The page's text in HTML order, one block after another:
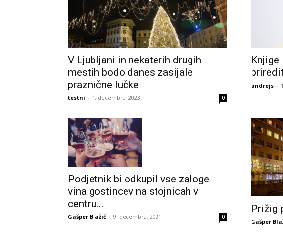
V Ljubljani in nekaterih drugih
mestih bodo danes zasijale
praznične lučke
testni - 1. decembra, 2023 0
Knjige
andrejs -
Podjetnik bi odkupil vse zaloge
vina gostincev na stojnicah v
centru...
Gašper Blažič - 9. decembra, 2021 0
Prižig
Gašper